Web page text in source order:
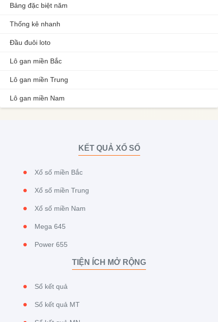
Bảng đặc biệt năm
Thống kê nhanh
Đầu đuôi loto
Lô gan miền Bắc
Lô gan miền Trung
Lô gan miền Nam
KẾT QUẢ XỔ SỐ
Xổ số miền Bắc
Xổ số miền Trung
Xổ số miền Nam
Mega 645
Power 655
TIỆN ÍCH MỞ RỘNG
Sổ kết quả
Sổ kết quả MT